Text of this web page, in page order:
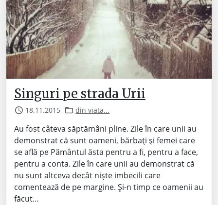
Singuri pe strada Urii
18.11.2015 din viata...
Au fost câteva săptămâni pline. Zile în care unii au
demonstrat că sunt oameni, bărbați și femei care
se află pe Pământul ăsta pentru a fi, pentru a face,
pentru a conta. Zile în care unii au demonstrat că
nu sunt altceva decât niște imbecili care
comentează de pe margine. Și-n timp ce oamenii au
făcut…